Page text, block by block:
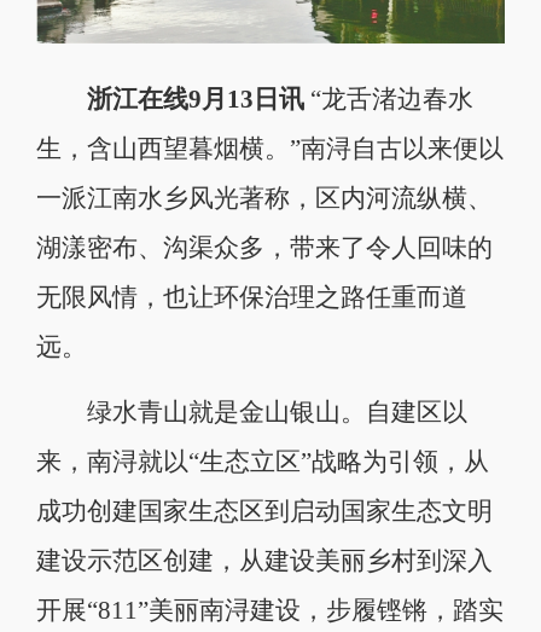
浙江在线9月13日讯“龙舌渚边春水
生，含山西望暮烟横。”南浔自古以来便以
一派江南水乡风光著称，区内河流纵横、
湖漾密布、沟渠众多，带来了令人回味的
无限风情，也让环保治理之路任重而道
远。
绿水青山就是金山银山。自建区以
来，南浔就以“生态立区”战略为引领，从
成功创建国家生态区到启动国家生态文明
建设示范区创建，从建设美丽乡村到深入
开展“811”美丽南浔建设，步履铿锵，踏实